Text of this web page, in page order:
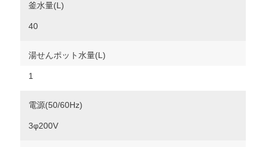
釜水量(L)
40
湯せんポット水量(L)
1
電源(50/60Hz)
3φ200V